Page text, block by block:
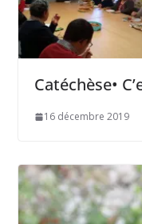
Catéchèse•
16 décembre 2019